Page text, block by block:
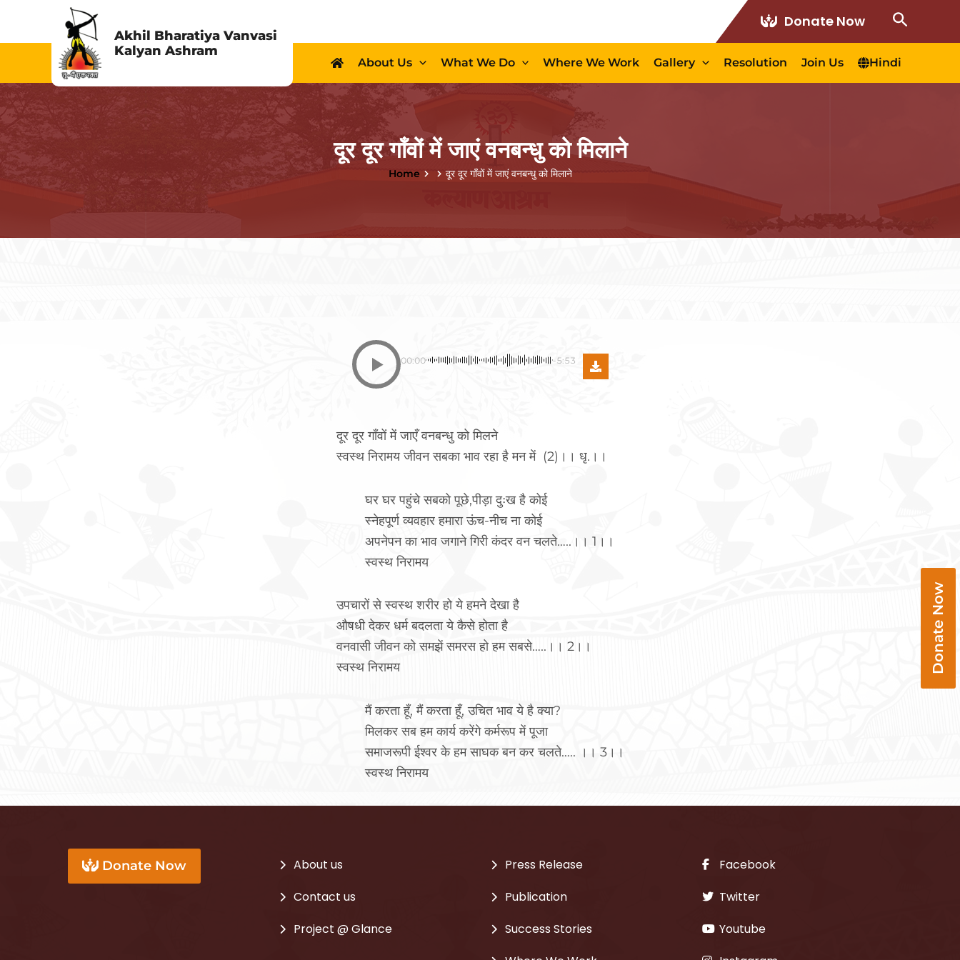
Akhil Bharatiya Vanvasi
Kalyan Ashram
Donate Now Search
About Us What We Do Where We Work Gallery Resolution Join Us Hindi
दूर दूर गॉंवों में जाएं वनबन्धु को मिलाने
Home दूर दूर गॉंवों में जाएं वनबन्धु को मिलाने
00:00 -5:53
दूर दूर गाँवों में जाएँ वनबन्धु को मिलने
स्वस्थ निरामय जीवन सबका भाव रहा है मन में (2)।। धृ.।।
घर घर पहुंचे सबको पूछे,पीड़ा दुःख है कोई
स्नेहपूर्ण व्यवहार हमारा ऊंच-नीच ना कोई
अपनेपन का भाव जगाने गिरी कंदर वन चलते…..।। 1।।
स्वस्थ निरामय
उपचारों से स्वस्थ शरीर हो ये हमने देखा है
औषधी देकर धर्म बदलता ये कैसे होता है
वनवासी जीवन को समझें समरस हो हम सबसे…..।। 2।।
स्वस्थ निरामय
मैं करता हूँ, मैं करता हूँ, उचित भाव ये है क्या?
मिलकर सब हम कार्य करेंगे कर्मरूप में पूजा
समाजरूपी ईश्वर के हम साघक बन कर चलते….. ।। 3।।
स्वस्थ निरामय
Donate Now
About us
Contact us
Project @ Glance
Press Release
Publication
Success Stories
Facebook
Twitter
Youtube
Donate Now